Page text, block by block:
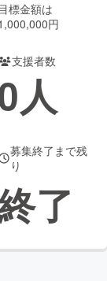
チャレンジ
Creation
目標金額は
円
支援者数
人
募集終了まで残
り
了